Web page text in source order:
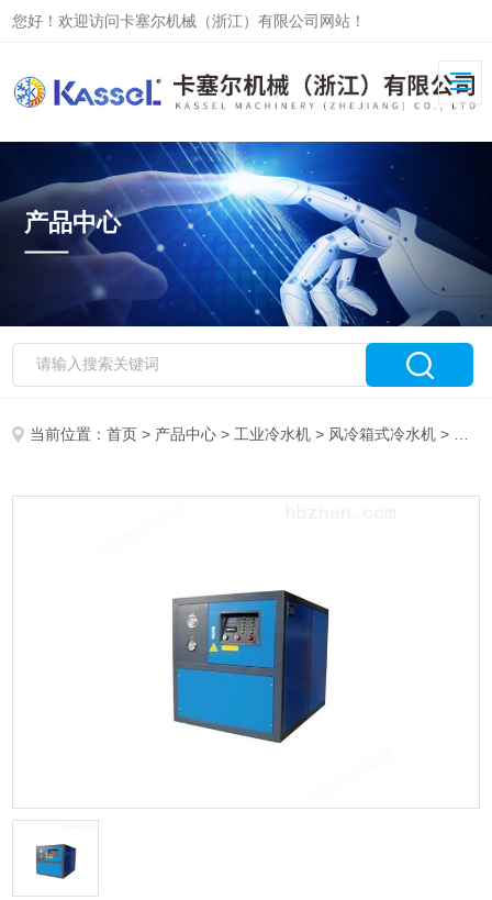
您好！欢迎访问卡塞尔机械（浙江）有限公司网站！
产品中心
当前位置：首页 > 产品中心 > 工业冷水机 > 风冷箱式冷水机 > 箱型风冷式工业冷水机